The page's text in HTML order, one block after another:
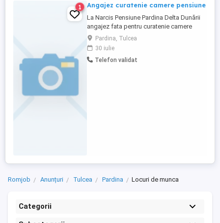
1 Angajez curatenie camere pensiune
La Narcis Pensiune Pardina Delta Dunării
angajez fata pentru curatenie camere
.Ofer cazare masă gratuit o persoană
harnică salariu negociabil
Pardina, Tulcea
30 iulie
Telefon validat
Romjob Anunțuri Tulcea Pardina Locuri de munca
Categorii